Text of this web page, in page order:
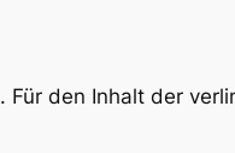
den Inhalt der